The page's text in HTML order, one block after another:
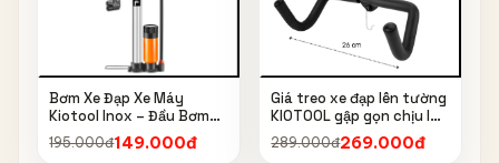
Bơm Xe Đạp Xe Máy
Kiotool Inox – Đầu Bơm
Thông Minh, Kèm Bơm
Bóng, Đồng Hồ 160 PSI
195.000đ149.000đ
Giá treo xe đạp lên tường
KIOTOOL gập gọn chịu lực
cao kèm móc treo mũ bảo
hiểm
289.000đ269.000đ